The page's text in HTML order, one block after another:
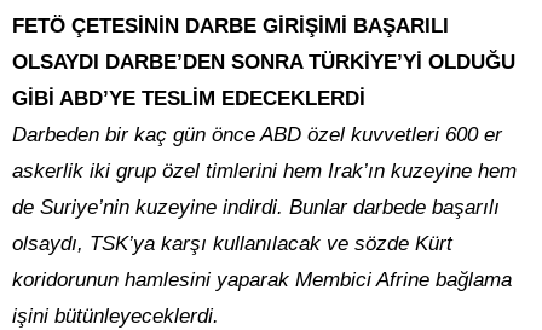
FETÖ ÇETESİNİN DARBE GİRİŞİMİ BAŞARILI
OLSAYDI DARBE’DEN SONRA TÜRKİYE’Yİ OLDUĞU
GİBİ ABD’YE TESLİM EDECEKLERDİ
Darbeden bir kaç gün önce ABD özel kuvvetleri 600 er
askerlik iki grup özel timlerini hem Irak’ın kuzeyine hem
de Suriye’nin kuzeyine indirdi. Bunlar darbede başarılı
olsaydı, TSK’ya karşı kullanılacak ve sözde Kürt
koridorunun hamlesini yaparak Membici Afrine bağlama
işini bütünleyeceklerdi.